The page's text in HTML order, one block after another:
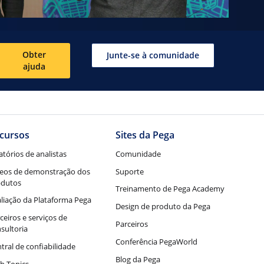
Obter
ajuda
Junte-se à comunidade
de analistas
de demonstração dos
da Plataforma Pega
e serviços de
de confiabilidade
Sites da Pega
Comunidade
Suporte
Treinamento de Pega Academy
Design de produto da Pega
Parceiros
Conferência PegaWorld
Blog da Pega